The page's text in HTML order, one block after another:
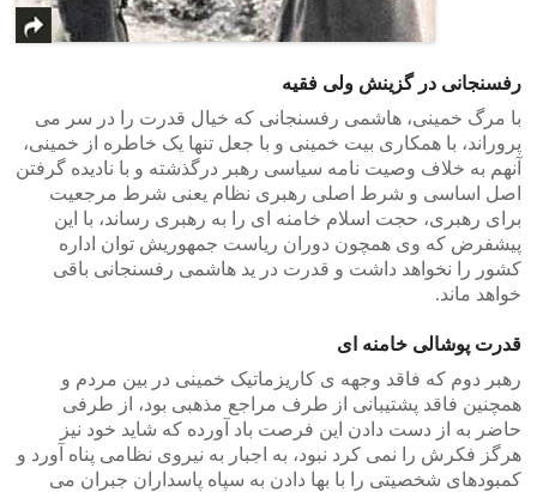
رفسنجانی در گزینش ولی فقیه
با مرگ خمینی، هاشمی رفسنجانی که خیال قدرت را در سر می
پروراند، با همکاری بیت خمینی و با جعل تنها یک خاطره از خمینی،
آنهم به خلاف وصیت نامه سیاسی رهبر درگذشته و با نادیده گرفتن
اصل اساسی و شرط اصلی رهبری نظام یعنی شرط مرجعیت
برای رهبری، حجت اسلام خامنه ای را به رهبری رساند، با این
پیشفرض که وی همچون دوران ریاست جمهوریش توان اداره
کشور را نخواهد داشت و قدرت در ید هاشمی رفسنجانی باقی
خواهد ماند.
قدرت پوشالی خامنه ای
رهبر دوم که فاقد وجهه ی کاریزماتیک خمینی در بین مردم و
همچنین فاقد پشتیبانی از طرف مراجع مذهبی بود، از طرفی
حاضر به از دست دادن این فرصت باد آورده که شاید خود نیز
هرگز فکرش را نمی کرد نبود، به اجبار به نیروی نظامی پناه آورد و
کمبودهای شخصیتی را با بها دادن به سپاه پاسداران جبران می